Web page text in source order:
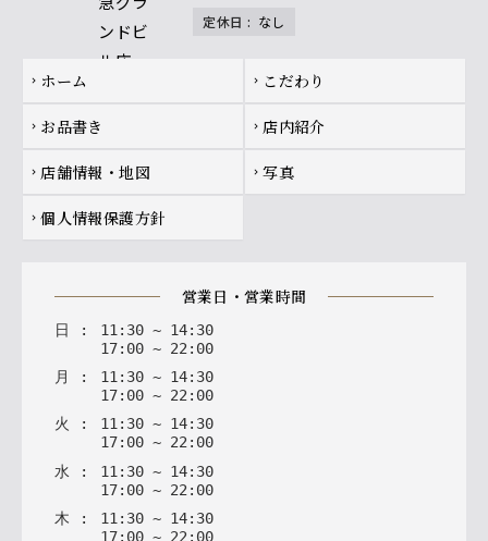
定休日 : なし
Footer navigation
chevron_right ホーム chevron_right こだわり
chevron_right お品書き chevron_right 店内紹介
chevron_right 店舗情報・地図 chevron_right 写真
chevron_right 個人情報保護方針
営業日・営業時間
日 : 11 : 30 ~ 14: 30
17: 00 ~ 22 : 00
月
: 11: 30 ~ 14: 30
17: 00 ~ 22: 00
火
: 11: 30 ~ 14: 30
17: 00 ~ 22: 00
水 : 11 : 30 ~ 14: 30
17: 00 ~ 22 : 00
木 : 11 : 30 ~ 14: 30
17: 00 ~ 22 : 00